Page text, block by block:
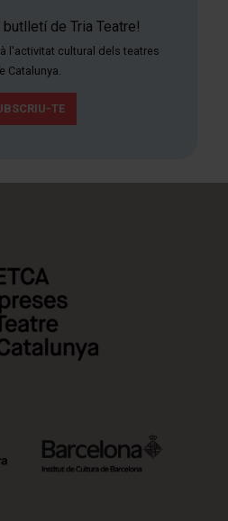
de Tria Teatre!
l'activitat cultural dels teatres
Catalunya.
TE